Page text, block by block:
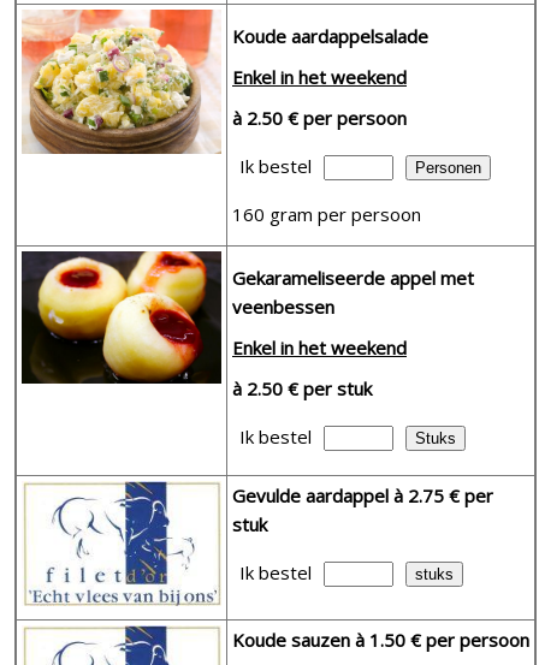
Koude aardappelsalade
Enkel in het weekend
à 2.50 € per persoon
Ik bestel
160 gram per persoon
Gekarameliseerde appel met
veenbessen
Enkel in het weekend
à 2.50 € per stuk
Ik bestel
Gevulde aardappel à 2.75 € per
stuk
Ik bestel
Koude sauzen à 1.50 € per persoon